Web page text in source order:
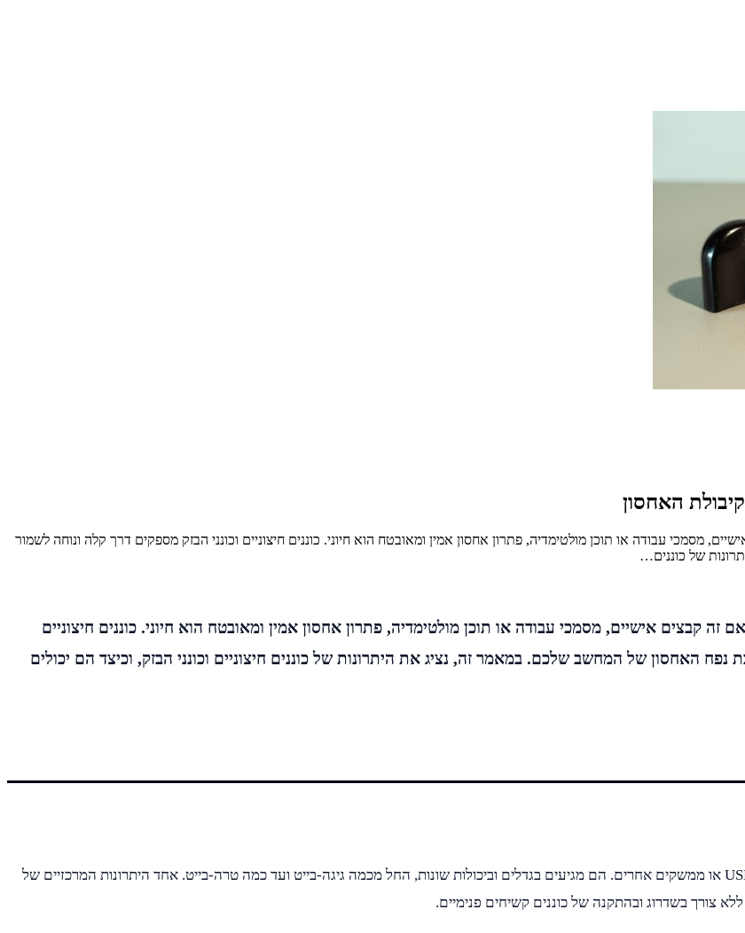
האחסון
מסמכי עבודה או תוכן מולטימדיה, פתרון אחסון אמין ומאובטח הוא חיוני. כוננים חיצוניים וכונני הבזק מספקים דרך קלה ונוחה לשמור
של כוננים…
זה קבצים אישיים, מסמכי עבודה או תוכן מולטימדיה, פתרון אחסון אמין ומאובטח הוא חיוני. כוננים חיצוניים
נפח האחסון של המחשב שלכם. במאמר זה, נציג את היתרונות של כוננים חיצוניים וכונני הבזק, וכיצד הם יכולים
כוננים חיצוניים הם התקני אחסון ניידים שמתחברים למחשב שלכם באמצעות USB או ממשקים אחרים. הם מגיעים בגדלים וביכולות שונות, החל מכמה גיגה-בייט ועד כמה טרה-בייט. אחד היתרונות המרכזיים של
צורך בשדרוג ובהתקנה של כוננים קשיחים פנימיים.